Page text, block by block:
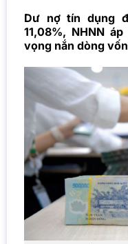
Dư nợ tín dụng
11,08%, NHNN
vọng nắn dòng